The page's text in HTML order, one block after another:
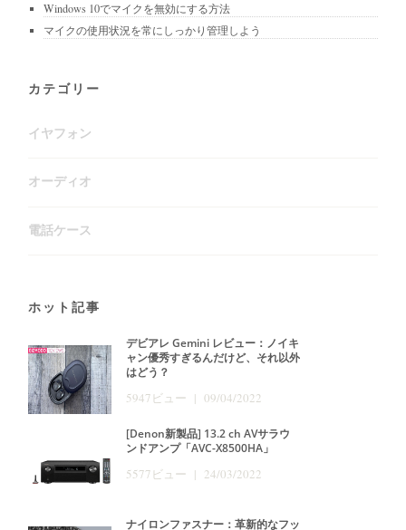
Windows 10でマイクを無効にする方法
マイクの使用状況を常にしっかり管理しよう
カテゴリー
イヤフォン
オーディオ
電話ケース
ホット記事
デビアレ Gemini レビュー：ノイキ
ャン優秀すぎるんだけど、それ以外
はどう？
5947ビュー | 09/04/2022
[Denon新製品] 13.2 ch AVサラウ
ンドアンプ「AVC-X8500HA」
5577ビュー | 24/03/2022
ナイロンファスナー：革新的なフッ